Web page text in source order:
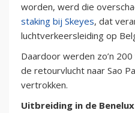
worden, werd die
staking bij Skeyes, dat
luchtverkeersleiding op
Daardoor werden zo’n
de retourvlucht naar Sao
vertrokken.
Uitbreiding in de Benelux